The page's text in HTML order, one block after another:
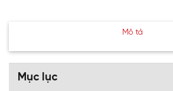
Mô tả
Mục lục